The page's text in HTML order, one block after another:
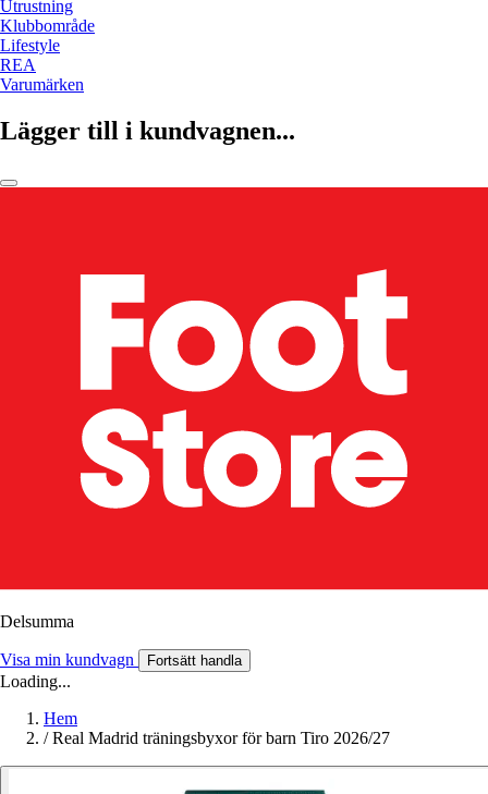
Utrustning
Klubbområde
Lifestyle
REA
Varumärken
Lägger till i kundvagnen...
Delsumma
Visa min kundvagn Fortsätt handla
Loading...
Hem
/ Real Madrid träningsbyxor för barn Tiro 2026/27